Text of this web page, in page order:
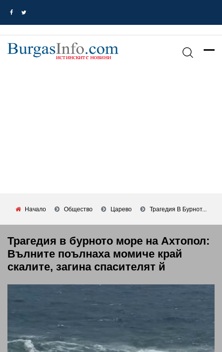
Начало Общество Царево Трагедия В Бурнот...
Трагедия в бурното море на Ахтопол:
Вълните поълнаха момиче край
скалите, загина спасителят й